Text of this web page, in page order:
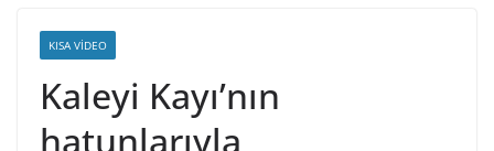
KISA VIDEO
Kaleyi Kayı’nın
hatunlarıyla